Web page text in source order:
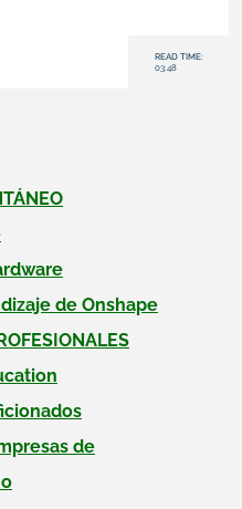
READ TIME:
03:48
de Onshape
de